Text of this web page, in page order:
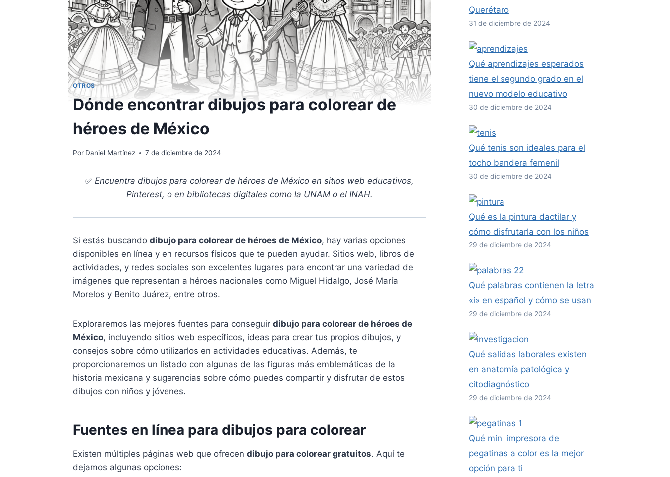
OTROS
Dónde encontrar dibujos para colorear de
héroes de México
Por Daniel Martínez 7 de diciembre de 2024
✅ Encuentra dibujos para colorear de héroes de México en sitios web educativos,
Pinterest, o en bibliotecas digitales como la UNAM o el INAH.
Si estás buscando dibujo para colorear de héroes de México, hay varias opciones
disponibles en línea y en recursos físicos que te pueden ayudar. Sitios web, libros de
actividades, y redes sociales son excelentes lugares para encontrar una variedad de
imágenes que representan a héroes nacionales como Miguel Hidalgo, José María
Morelos y Benito Juárez, entre otros.
Exploraremos las mejores fuentes para conseguir dibujo para colorear de héroes de
México, incluyendo sitios web específicos, ideas para crear tus propios dibujos, y
consejos sobre cómo utilizarlos en actividades educativas. Además, te
proporcionaremos un listado con algunas de las figuras más emblemáticas de la
historia mexicana y sugerencias sobre cómo puedes compartir y disfrutar de estos
dibujos con niños y jóvenes.
Fuentes en línea para dibujos para colorear
Existen múltiples páginas web que ofrecen dibujo para colorear gratuitos. Aquí te
dejamos algunas opciones:
Querétaro
31 de diciembre de 2024
Qué aprendizajes esperados
tiene el segundo grado en el
nuevo modelo educativo
30 de diciembre de 2024
Qué tenis son ideales para el
tocho bandera femenil
30 de diciembre de 2024
Qué es la pintura dactilar y
cómo disfrutarla con los niños
29 de diciembre de 2024
Qué palabras contienen la letra
«i» en español y cómo se usan
29 de diciembre de 2024
Qué salidas laborales existen
en anatomía patológica y
citodiagnóstico
29 de diciembre de 2024
Qué mini impresora de
pegatinas a color es la mejor
opción para ti